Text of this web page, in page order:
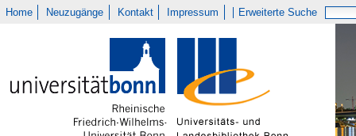
Home Neuzugänge Kontakt Impressum Erweiterte Suche